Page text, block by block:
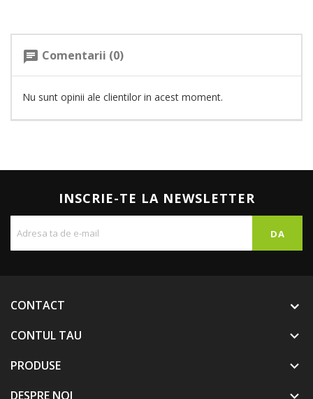
chat Comentarii (0)
Nu sunt opinii ale clientilor in acest moment.
INSCRIE-TE LA NEWSLETTER
CONTACT
CONTUL TAU

PRODUSE 
DESPRE NOI